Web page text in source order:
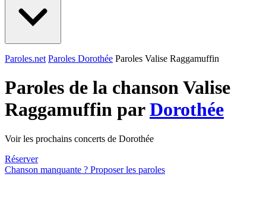
Paroles.net Paroles Dorothée Paroles Valise Raggamuffin
Paroles de la chanson Valise
Raggamuffin parDorothée
Voir les prochains concerts de Dorothée
Réserver
Chanson manquante ? Proposer les paroles